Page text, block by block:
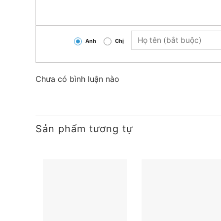
Số 7H/1 Đường DT743, Khu phố 1A,
Hotline: 090 682 4506
Anh Chị
Chưa có bình luận nào
Sản phẩm tương tự